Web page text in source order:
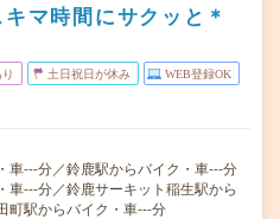
マ時間にサクッと＊
土日祝日が休み WEB登録OK
車---分／鈴鹿駅からバイク・車---分
車---分／鈴鹿サーキット稲生駅から
町駅からバイク・車---分